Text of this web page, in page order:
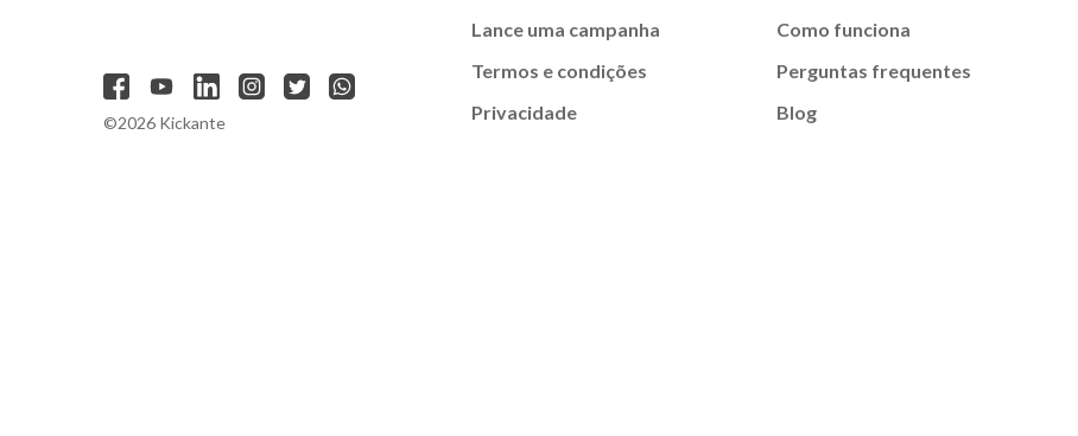
©2026 Kickante
Lance uma campanha
Termos e condições
Privacidade
Como funciona
Perguntas frequentes
Blog